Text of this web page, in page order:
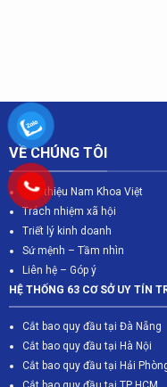
VỀ CHÚNG TÔI
Giới thiệu Nam Khoa Việt
Trách nhiệm xã hội
Triết lý kinh doanh
Sứ mệnh – Tầm nhìn
Liên hệ – Góp ý
HỆ THỐNG 63 CƠ SỞ UY TÍN
Cắt bao quy đầu tại Đà Nẵng
Cắt bao quy đầu tại Hà Nội
Cắt bao quy đầu tại Hải